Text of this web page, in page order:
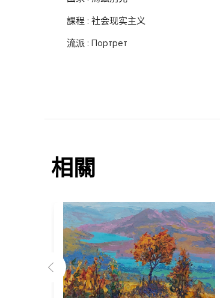
課程 : 社会现实主义
流派 : Портрет
相關